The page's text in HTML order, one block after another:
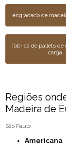
engradado de
fábrica de pallets de
carga
Regiões
Madeira de
São Paulo
Americana